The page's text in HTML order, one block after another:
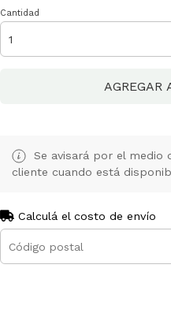
Cantidad
AGREGAR
Se avisará por el medio
cliente cuando está
Calculá el costo de envío